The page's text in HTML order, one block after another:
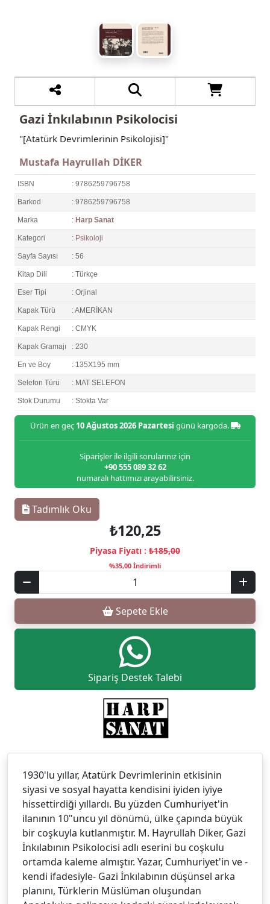
Gazi İnkılabının Psikolocisi
"[Atatürk Devrimlerinin Psikolojisi]"
Mustafa Hayrullah DİKER
ISBN : 9786259796758
Barkod : 9786259796758
Marka : Harp Sanat
Kategori : Psikoloji
Sayfa Sayısı : 56
Kitap Dili : Türkçe
Eser Tipi : Orjinal
Kapak Türü : AMERİKAN
Kapak Rengi : CMYK
Kapak Gramajı : 230
En ve Boy : 135X195 mm
Selefon Türü : MAT SELEFON
Stok Durumu : Stokta Var
Ürün en geç 10 Ağustos 2026 Pazartesi günü kargoda.
Siparişler ile ilgili sorularınız için
+90 555 089 32 62
numaralı hattımızı arayabilirsiniz.
Tadımlık Oku
₺120,25
Piyasa Fiyatı : ₺185,00
%35,00 İndirimli
Sepete Ekle
Sipariş Destek Talebi
1930'lu yıllar, Atatürk Devrimlerinin etkisinin
siyasi ve sosyal hayatta kendisini iyiden iyiye
hissettirdiği yıllardı. Bu yüzden Cumhuriyet'in
ilanının 10"uncu yıl dönümü, ülke çapında büyük
bir coşkuyla kutlanmıştır. M. Hayrullah Diker, Gazi
İnkılabının Psikolocisi adlı eserini bu coşkulu
ortamda kaleme almıştır. Yazar, Cumhuriyet'in ve -
kendi ifadesiyle- Gazi İnkılabının düşünsel arka
planını, Türklerin Müslüman oluşundan